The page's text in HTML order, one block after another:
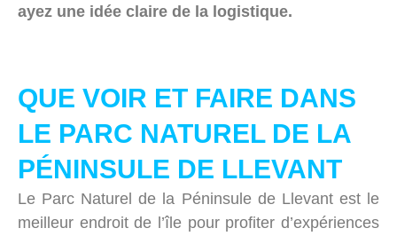
ayez une idée claire de la logistique.
QUE VOIR ET FAIRE DANS
LE PARC NATUREL DE LA
PÉNINSULE DE LLEVANT
Le Parc Naturel de la Péninsule de Llevant est le
meilleur endroit de l’île pour profiter d’expériences